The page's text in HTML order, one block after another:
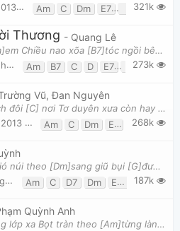
Am C Dm E7 G
321k
Thương - Quang Lê
1. Hồn lỡ sa vào đôi mắt [Em]em Chiều nao xõa [B7]tóc ngồi bên [Em]rèm Thầm ước nhưng [D]nào đâu d
Am B7 C D E7 Em G
273k
Vũ, Đan Nguyên
1. Đã lâu [Am] rồi đôi lứa cách đôi [C] nơi Tơ duyên xưa còn hay [Am] mất Mái trường [Dm] ơi em t
Am C Dm E7 F268k
1. Qua một rừng [C]hoang gió núi theo [Dm]sang giũ bụi [G]đường trên [C]vai Hái cây hoa [Am]dại lẻ l
Am C D7 Dm Em F G
187k
Quỳnh Anh
1. Nằm nghe sóng [C]vỗ từng lớp xa Bọt tràn theo [Am]từng làn gió [Dm]đưa [C]Một vầng trăng [F]sán